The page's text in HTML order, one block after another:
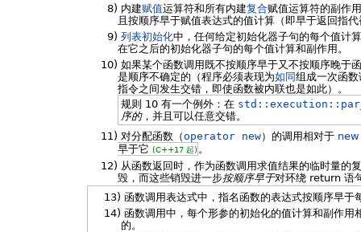
8) 内建赋值运算符和所有内建复合赋值运算符的副作
且按顺序早于赋值表达式的值计算（即早于返回指
9) 列表初始化中，任何给定初始化器子句的每个值计
在它之后的初始化器子句的每个值计算和副作用。
10) 如果某个函数调用既不按顺序早于又不按顺序晚于
是顺序不确定的（程序必须表现为如同组成一次函
指令之间发生交错，即使函数被内联也是如此）。
规则 10 有一个例外：在
序的，并且可以任意交错。
11) 对分配函数（operator new）的调用相对于 new
早于它 (C++17 起) 。
12) 从函数返回时，作为函数调用求值结果的临时量的
毁，而这些销毁进一步按顺序早于对环绕 return 语
13) 函数调用表达式中，指名函数的表达式按顺序早于
14) 函数调用中，每个形参的初始化的值计算和副作
的。